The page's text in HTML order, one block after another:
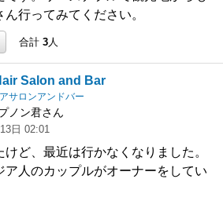
行ってみてください。
合計 3人
Salon and Bar
サロンアンドバー
ノン君さん
日 02:01
ど、最近は行かなくなりました。
ア人のカップルがオーナーをしてい